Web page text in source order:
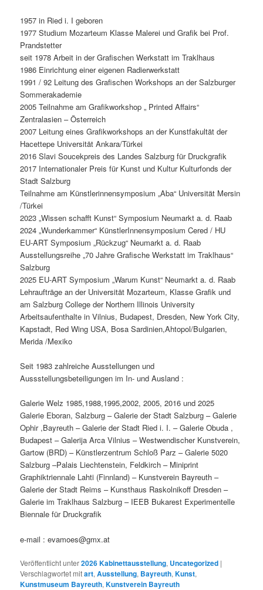
1957 in Ried i. I geboren
1977 Studium Mozarteum Klasse Malerei und Grafik bei Prof.
Prandstetter
seit 1978 Arbeit in der Grafischen Werkstatt im Traklhaus
1986 Einrichtung einer eigenen Radierwerkstatt
1991 / 92 Leitung des Grafischen Workshops an der Salzburger
Sommerakademie
2005 Teilnahme am Grafikworkshop „ Printed Affairs“
Zentralasien – Österreich
2007 Leitung eines Grafikworkshops an der Kunstfakultät der
Hacettepe Universität Ankara/Türkei
2016 Slavi Soucekpreis des Landes Salzburg für Druckgrafik
2017 Internationaler Preis für Kunst und Kultur Kulturfonds der
Stadt Salzburg
Teilnahme am Künstlerinnensymposium „Aba“ Universität Mersin
/Türkei
2023 „Wissen schafft Kunst“ Symposium Neumarkt a. d. Raab
2024 „Wunderkammer“ KünstlerInnensymposium Cered / HU
EU-ART Symposium „Rückzug“ Neumarkt a. d. Raab
Ausstellungsreihe „70 Jahre Grafische Werkstatt im Traklhaus“
Salzburg
2025 EU-ART Symposium „Warum Kunst“ Neumarkt a. d. Raab
Lehraufträge an der Universität Mozarteum, Klasse Grafik und
am Salzburg College der Northern Illinois University
Arbeitsaufenthalte in Vilnius, Budapest, Dresden, New York City,
Kapstadt, Red Wing USA, Bosa Sardinien,Ahtopol/Bulgarien,
Merida /Mexiko
Seit 1983 zahlreiche Ausstellungen und
Aussstellungsbeteiligungen im In- und Ausland :
Galerie Welz 1985,1988,1995,2002, 2005, 2016 und 2025
Galerie Eboran, Salzburg – Galerie der Stadt Salzburg – Galerie
Ophir ,Bayreuth – Galerie der Stadt Ried i. I. – Galerie Obuda ,
Budapest – Galerija Arca Vilnius – Westwendischer Kunstverein,
Gartow (BRD) – Künstlerzentrum Schloß Parz – Galerie 5020
Salzburg –Palais Liechtenstein, Feldkirch – Miniprint
Graphiktriennale Lahti (Finnland) – Kunstverein Bayreuth –
Galerie der Stadt Reims – Kunsthaus Raskolnikoff Dresden –
Galerie im Traklhaus Salzburg – IEEB Bukarest Experimentelle
Biennale für Druckgrafik
e-mail : evamoes@gmx.at
Veröffentlicht unter2026 Kabinettausstellung, Uncategorized |
Verschlagwortet mitart,Ausstellung, Bayreuth,Kunst,
Kunstmuseum Bayreuth,Kunstverein Bayreuth